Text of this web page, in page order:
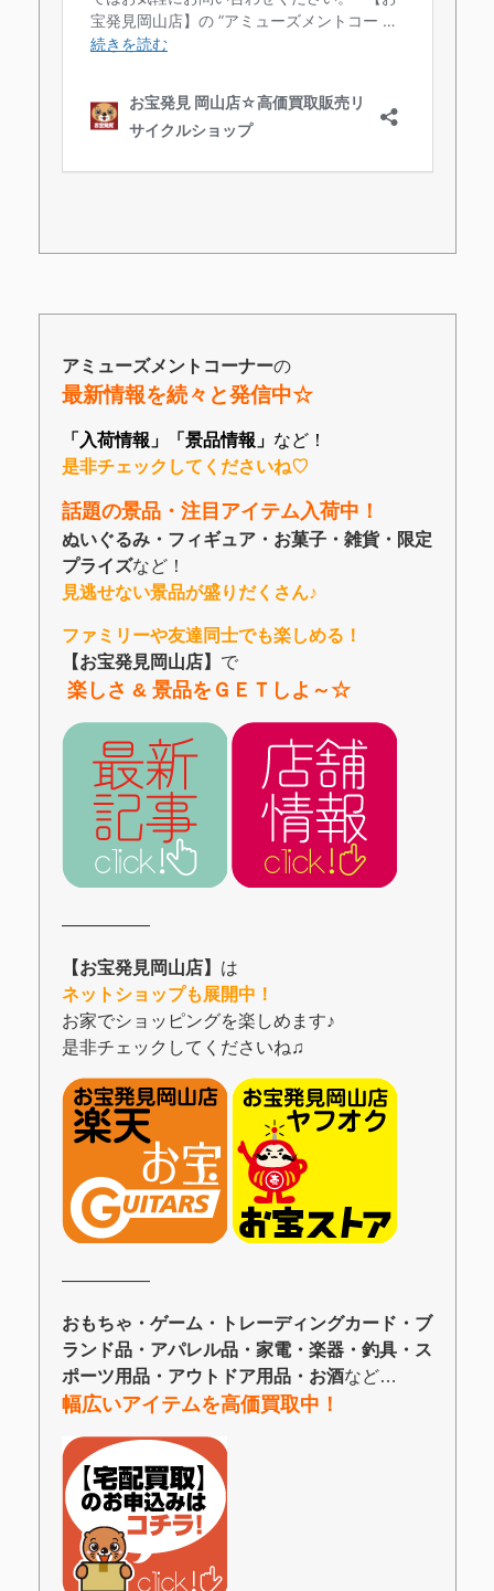
アミューズメントコーナーの
最新情報を続々と発信中☆
「入荷情報」「景品情報」 など！
是非チェックしてくださいね♡
話題の景品・注目アイテム入荷中！
ぬいぐるみ・フィギュア・お菓子・雑貨・限定
プライズなど！
見逃せない景品が盛りだくさん♪
ファミリーや友達同士でも楽しめる！
【お宝発見岡山店】 で
楽しさ & 景品をＧＥＴしよ～☆
―――――
【お宝発見岡山店】 は
ネットショップも展開中！
お家でショッピングを楽しめます♪
是非チェックしてくださいね♫
―――――
おもちゃ・ゲーム・トレーディングカード・ブ
ランド品・アパレル品・家電・楽器・釣具・ス
ポーツ用品・アウトドア用品・お酒など…
幅広いアイテムを高価買取中！